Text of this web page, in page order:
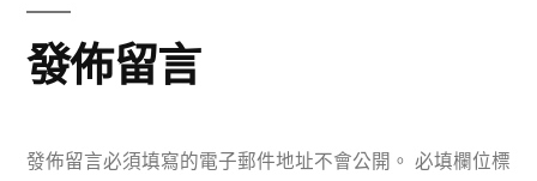
發佈留言
發佈留言必須填寫的電子郵件地址不會公開。 必填欄位標